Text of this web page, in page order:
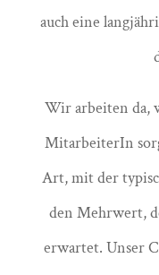
auch eine
Wir arbeiten da,
MitarbeiterIn
Art, mit der
den Mehrwert,
erwartet. Unser